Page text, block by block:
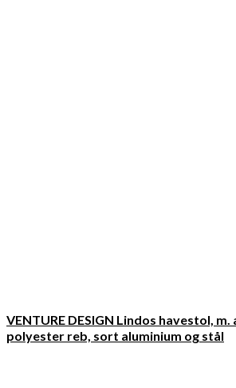
VENTURE DESIGN Lindos havestol,
polyester reb, sort aluminium og stål